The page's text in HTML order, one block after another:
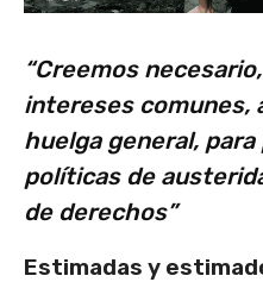
“Creemos
intereses comunes,
huelga general,
políticas de
de derechos”
Estimadas y